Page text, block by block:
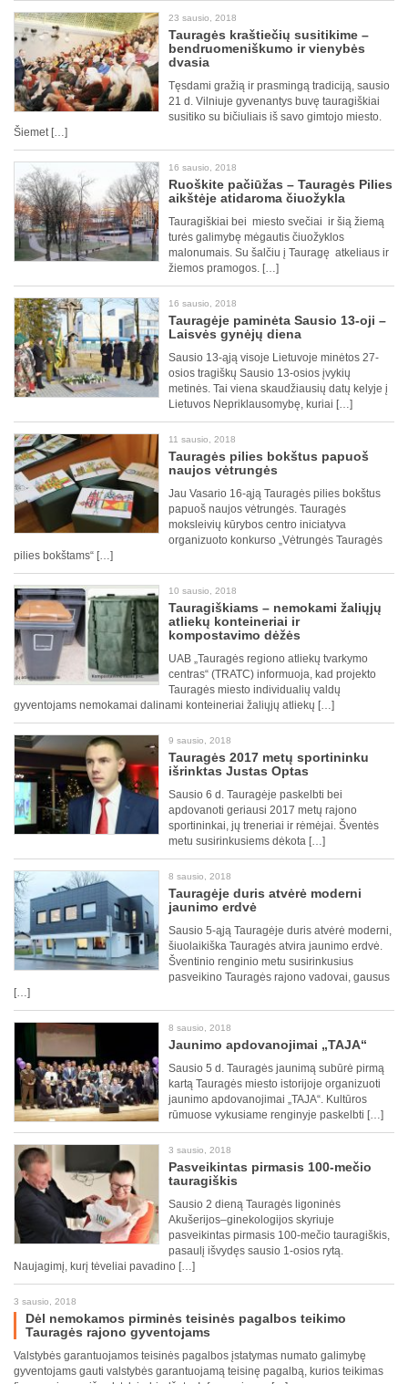
23 sausio, 2018
Tauragės kraštiečių susitikime –
bendruomeniškumo ir vienybės
dvasia
Tęsdami gražią ir prasmingą tradiciją, sausio
21 d. Vilniuje gyvenantys buvę tauragiškiai
susitiko su bičiuliais iš savo gimtojo miesto.
Šiemet […]
16 sausio, 2018
Ruoškite pačiūžas – Tauragės Pilies
aikštėje atidaroma čiuožykla
Tauragiškiai bei miesto svečiai ir šią žiemą
turės galimybę mėgautis čiuožyklos
malonumais. Su šalčiu į Tauragę atkeliaus ir
žiemos pramogos. […]
16 sausio, 2018
Tauragėje paminėta Sausio 13-oji –
Laisvės gynėjų diena
Sausio 13-ąją visoje Lietuvoje minėtos 27-
osios tragiškų Sausio 13-osios įvykių
metinės. Tai viena skaudžiausių datų kelyje į
Lietuvos Nepriklausomybę, kuriai […]
11 sausio, 2018
Tauragės pilies bokštus papuoš
naujos vėtrungės
Jau Vasario 16-ąją Tauragės pilies bokštus
papuoš naujos vėtrungės. Tauragės
moksleivių kūrybos centro iniciatyva
organizuoto konkurso „Vėtrungės Tauragės
pilies bokštams“ […]
10 sausio, 2018
Tauragiškiams – nemokami žaliųjų
atliekų konteineriai ir
kompostavimo dėžės
UAB „Tauragės regiono atliekų tvarkymo
centras“ (TRATC) informuoja, kad projekto
Tauragės miesto individualių valdų
gyventojams nemokamai dalinami konteineriai žaliųjų atliekų […]
9 sausio, 2018
Tauragės 2017 metų sportininku
išrinktas Justas Optas
Sausio 6 d. Tauragėje paskelbti bei
apdovanoti geriausi 2017 metų rajono
sportininkai, jų treneriai ir rėmėjai. Šventės
metu susirinkusiems dėkota […]
8 sausio, 2018
Tauragėje duris atvėrė moderni
jaunimo erdvė
Sausio 5-ąją Tauragėje duris atvėrė moderni,
šiuolaikiška Tauragės atvira jaunimo erdvė.
Šventinio renginio metu susirinkusius
pasveikino Tauragės rajono vadovai, gausus
[…]
8 sausio, 2018
Jaunimo apdovanojimai „TAJA“
Sausio 5 d. Tauragės jaunimą subūrė pirmą
kartą Tauragės miesto istorijoje organizuoti
jaunimo apdovanojimai „TAJA“. Kultūros
rūmuose vykusiame renginyje paskelbti […]
3 sausio, 2018
Pasveikintas pirmasis 100-mečio
tauragiškis
Sausio 2 dieną Tauragės ligoninės
Akušerijos–ginekologijos skyriuje
pasveikintas pirmasis 100-mečio tauragiškis,
pasaulį išvydęs sausio 1-osios rytą.
Naujagimį, kurį tėveliai pavadino […]
3 sausio, 2018
Dėl nemokamos pirminės teisinės pagalbos teikimo
Tauragės rajono gyventojams
Valstybės garantuojamos teisinės pagalbos įstatymas numato galimybę
gyventojams gauti valstybės garantuojamą teisinę pagalbą, kurios teikimas